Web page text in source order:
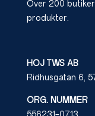
Över 200
produkter.
HOJ TWS AB
Ridhusgatan 6,
ORG. NUMMER